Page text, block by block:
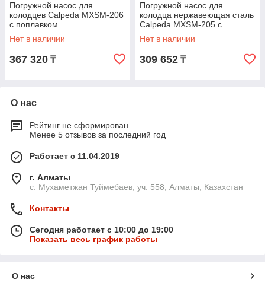
Погружной насос для
колодцев Calpeda MXSM-206
с поплавком
Нет в наличии
367 320 ₸
Погружной насос для
колодца нержавеющая сталь
Calpeda MXSM-205 с
поплавком
Нет в наличии
309 652 ₸
О нас
Рейтинг не сформирован
Менее 5 отзывов за последний год
Работает с 11.04.2019
г. Алматы
с. Мухаметжан Туймебаев, уч. 558, Алматы, Казахстан
Контакты
Сегодня работает с 10:00 до 19:00
Показать весь график работы
О нас